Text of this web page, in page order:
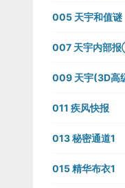
005 天宇和值谜
007 天宇内部
009 天宇(3D高
011 疾风快报
013 秘密通道1
015 精华布衣1